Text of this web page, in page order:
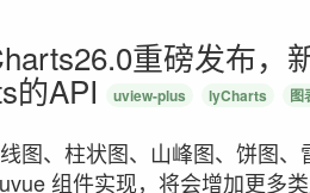
重磅发布，
的API uview-plus lyCharts 图
图、柱状图、山峰图、饼图
组件实现，将会增加更多